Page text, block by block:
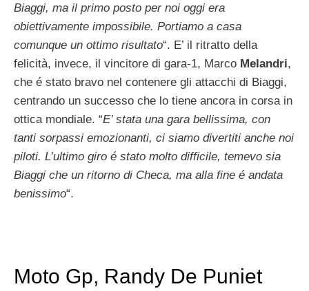
Biaggi, ma il primo posto per noi oggi era
obiettivamente impossibile. Portiamo a casa
comunque un ottimo risultato“. E’ il ritratto della
felicità, invece, il vincitore di gara-1, Marco Melandri,
che é stato bravo nel contenere gli attacchi di Biaggi,
centrando un successo che lo tiene ancora in corsa in
ottica mondiale. “E’ stata una gara bellissima, con
tanti sorpassi emozionanti, ci siamo divertiti anche noi
piloti. L’ultimo giro é stato molto difficile, temevo sia
Biaggi che un ritorno di Checa, ma alla fine é andata
benissimo“.
Moto Gp, Randy De Puniet